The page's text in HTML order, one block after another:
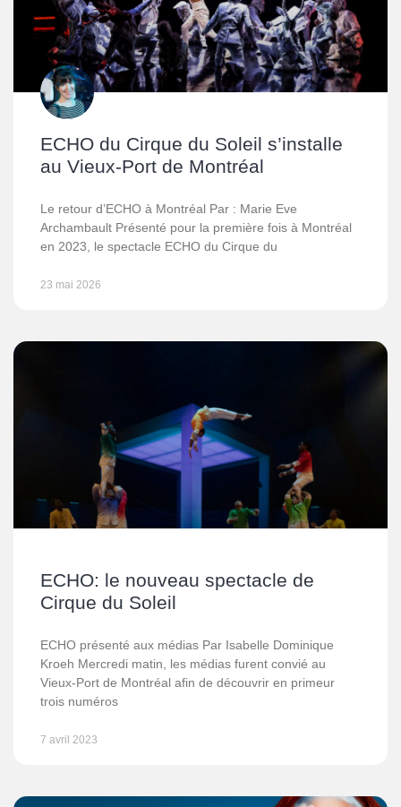
ECHO du Cirque du Soleil s’installe
au Vieux-Port de Montréal
Le retour d’ECHO à Montréal Par : Marie Eve
Archambault Présenté pour la première fois à Montréal
en 2023, le spectacle ECHO du Cirque du
23 mai 2026
ECHO: le nouveau spectacle de
Cirque du Soleil
ECHO présenté aux médias Par Isabelle Dominique
Kroeh Mercredi matin, les médias furent convié au
Vieux-Port de Montréal afin de découvrir en primeur
trois numéros
7 avril 2023